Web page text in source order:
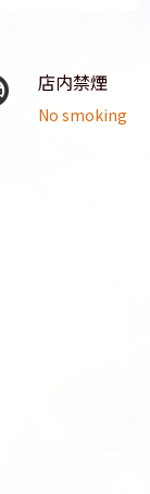
店内禁煙
No smoking